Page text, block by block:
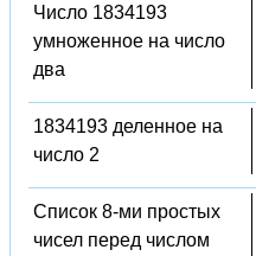
Число 1834193
умноженное на число
два
1834193 деленное на
число 2
Список 8-ми простых
чисел перед числом